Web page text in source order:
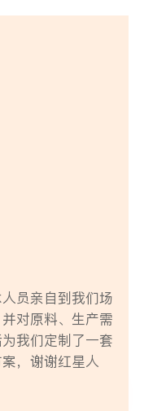
员亲自到我们场
对原料、生产需
我们定制了一套
，谢谢红星人